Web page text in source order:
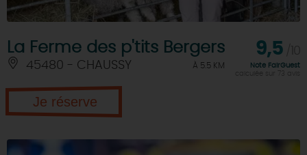
La Ferme des p'tits Bergers
45480 - CHAUSSY À 5.5 KM
9,5
Note FairGuest
calculée sur 73 avis
Je réserve